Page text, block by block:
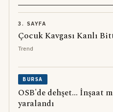
3. SAYFA
Çocuk Kavgası Kanlı
Trend
BURSA
OSB'de dehşet... İnşaat
yaralandı